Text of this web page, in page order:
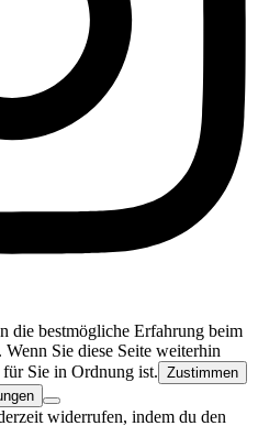
die bestmögliche Erfahrung beim
Sie diese Seite weiterhin
für Sie in Ordnung ist. Zustimmen
widerrufen, indem du den